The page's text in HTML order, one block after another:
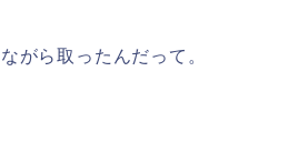
がら取ったんだって。